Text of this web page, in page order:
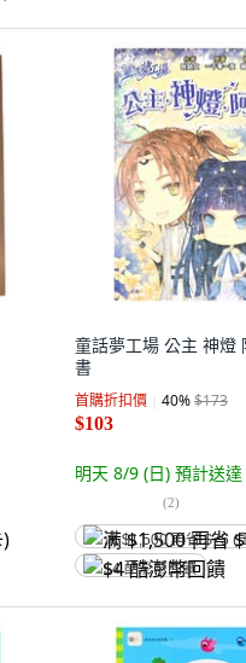
童話夢工場 公主 神燈
書
首購折扣價 40%$173
$103
明天 8/9 (日) 預計送達
(2)
满 $1,500 再省 $75 (
$4 酷澎幣回饋